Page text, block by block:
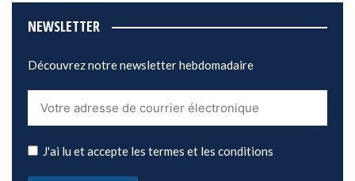
NEWSLETTER
Découvrez notre newsletter hebdomadaire
J'ai lu et accepte les termes et les conditions